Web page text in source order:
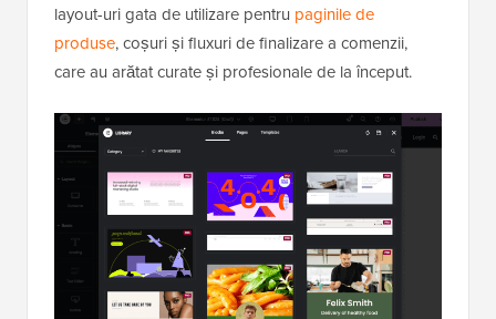
layout-uri gata de utilizare pentru paginile de
produse, coșuri și fluxuri de finalizare a comenzii,
care au arătat curate și profesionale de la început.